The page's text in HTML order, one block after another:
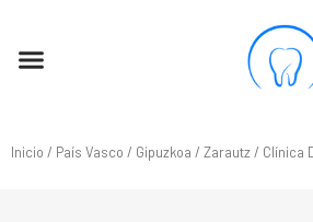
Inicio / País Vasco / Gipuzkoa / Zarautz/ Clínica